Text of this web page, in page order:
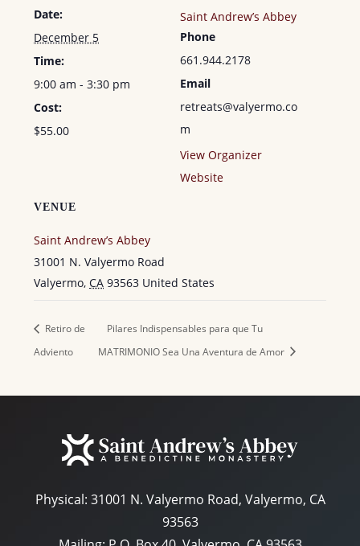
Date:
December 5
Time:
9:00 am - 3:30 pm
Cost:
$55.00
VENUE
Saint Andrew’s Abbey
31001 N. Valyermo Road
Valyermo, CA 93563 United States
Saint Andrew’s Abbey
Phone
661.944.2178
Email
retreats@valyermo.co
m
View Organizer
Website
Retiro de
Adviento
Pilares Indispensables para que Tu
MATRIMONIO Sea Una Aventura de Amor
Physical: 31001 N. Valyermo Road, Valyermo, CA
93563